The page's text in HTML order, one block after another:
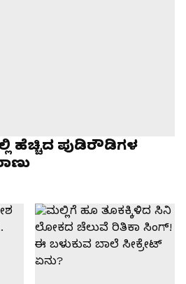
ಹೆಚ್ಚಿದ ಪುಡಿರೌಡಿಗಳ